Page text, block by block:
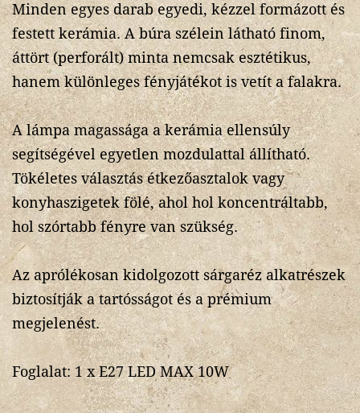
Minden egyes darab egyedi, kézzel formázott és
festett kerámia. A búra szélein látható finom,
áttört (perforált) minta nemcsak esztétikus,
hanem különleges fényjátékot is vetít a falakra.
A lámpa magassága a kerámia ellensúly
segítségével egyetlen mozdulattal állítható.
Tökéletes választás étkezőasztalok vagy
konyhaszigetek fölé, ahol hol koncentráltabb,
hol szórtabb fényre van szükség.
Az aprólékosan kidolgozott sárgaréz alkatrészek
biztosítják a tartósságot és a prémium
megjelenést.
Foglalat: 1 x E27 LED MAX 10W